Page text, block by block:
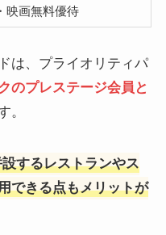
・映画無料優待
は、プライオリティパ
のプレステージ会員と
。
するレストランやス
できる点もメリットが